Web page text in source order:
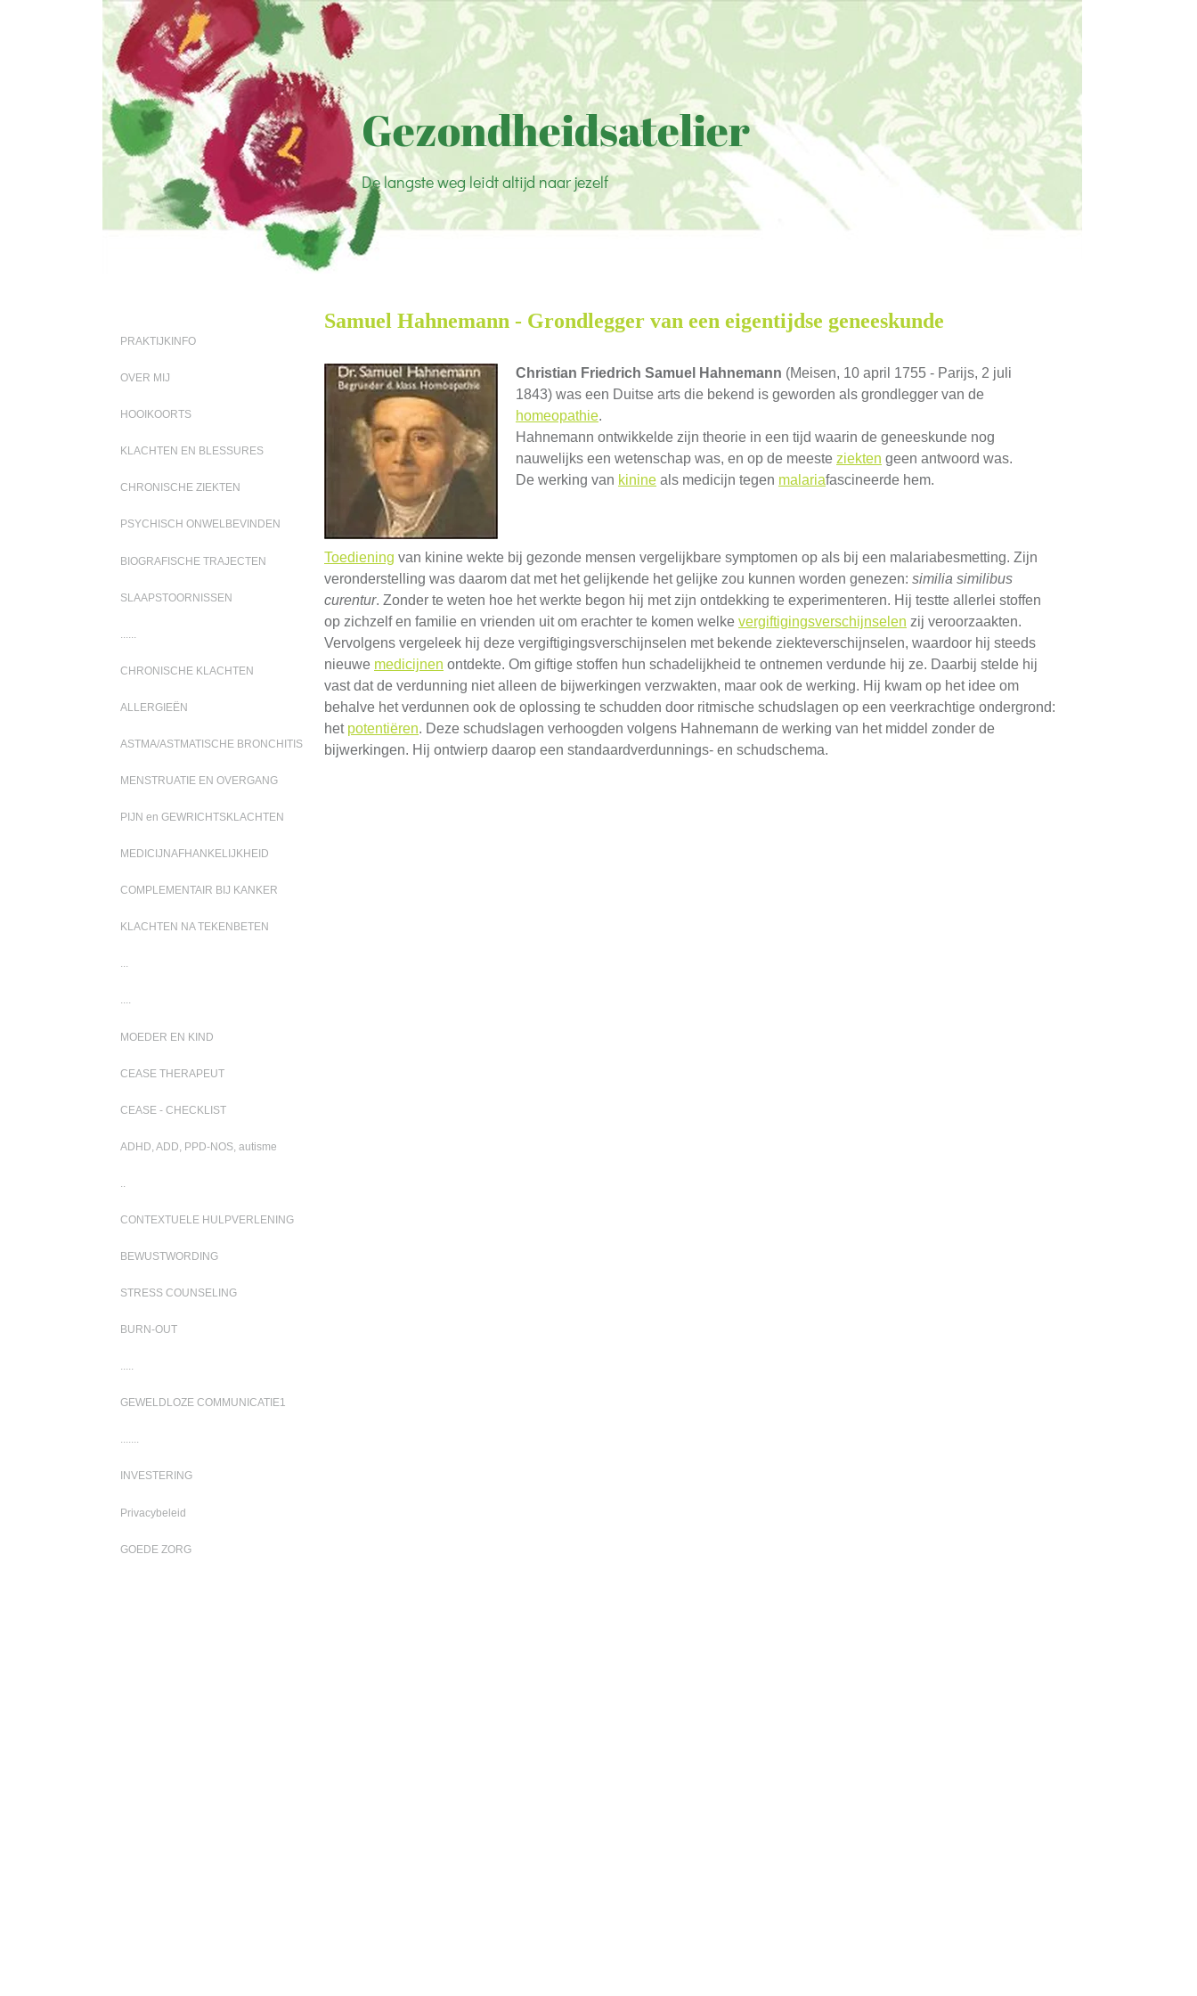
Gezondheidsatelier
De langste weg leidt altijd naar jezelf
PRAKTIJKINFO
OVER MIJ
HOOIKOORTS
KLACHTEN EN BLESSURES
CHRONISCHE ZIEKTEN
PSYCHISCH ONWELBEVINDEN
BIOGRAFISCHE TRAJECTEN
SLAAPSTOORNISSEN
CHRONISCHE KLACHTEN
ALLERGIEËN
ASTMA/ASTMATISCHE BRONCHITIS
MENSTRUATIE EN OVERGANG
PIJN en GEWRICHTSKLACHTEN
MEDICIJNAFHANKELIJKHEID
COMPLEMENTAIR BIJ KANKER
KLACHTEN NA TEKENBETEN
...
....
MOEDER EN KIND
CEASE THERAPEUT
CEASE - CHECKLIST
ADHD, ADD, PPD-NOS, autisme
..
CONTEXTUELE HULPVERLENING
BEWUSTWORDING
STRESS COUNSELING
BURN-OUT
.....
GEWELDLOZE COMMUNICATIE1
.......
INVESTERING
Privacybeleid
GOEDE ZORG
Samuel Hahnemann - Grondlegger van een eigentijdse geneeskunde
Christian Friedrich Samuel Hahnemann (Meisen, 10 april 1755 - Parijs, 2 juli
1843) was een Duitse arts die bekend is geworden als grondlegger van de
homeopathie.
Hahnemann ontwikkelde zijn theorie in een tijd waarin de geneeskunde nog
nauwelijks een wetenschap was, en op de meeste ziekten geen antwoord was.
De werking van kinine als medicijn tegen malariafascineerde hem.
Toediening van kinine wekte bij gezonde mensen vergelijkbare symptomen op als bij een malariabesmetting. Zijn
veronderstelling was daarom dat met het gelijkende het gelijke zou kunnen worden genezen: similia similibus
curentur. Zonder te weten hoe het werkte begon hij met zijn ontdekking te experimenteren. Hij testte allerlei stoffen
op zichzelf en familie en vrienden uit om erachter te komen welke vergiftigingsverschijnselen zij veroorzaakten.
Vervolgens vergeleek hij deze vergiftigingsverschijnselen met bekende ziekteverschijnselen, waardoor hij steeds
nieuwe medicijnen ontdekte. Om giftige stoffen hun schadelijkheid te ontnemen verdunde hij ze. Daarbij stelde hij
vast dat de verdunning niet alleen de bijwerkingen verzwakten, maar ook de werking. Hij kwam op het idee om
behalve het verdunnen ook de oplossing te schudden door ritmische schudslagen op een veerkrachtige ondergrond:
het potentiëren. Deze schudslagen verhoogden volgens Hahnemann de werking van het middel zonder de
bijwerkingen. Hij ontwierp daarop een standaardverdunnings- en schudschema.